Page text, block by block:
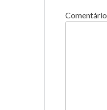
Comentário